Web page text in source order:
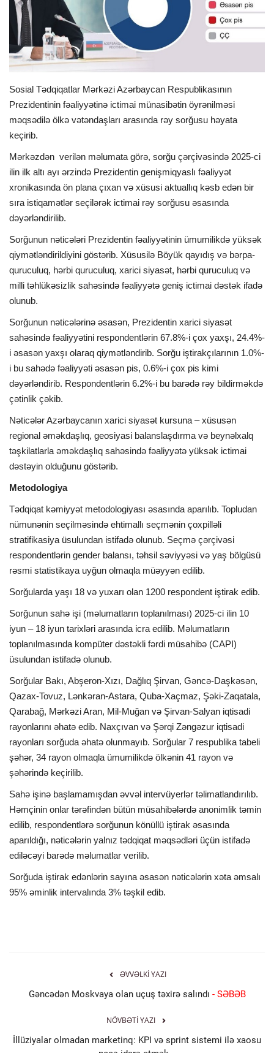
İDMAN
FORMULA 1
DÜNYA
ANALİTİKA
Multimedia
Sosial Tədqiqatlar Mərkəzi Azərbaycan Respublikasının
Prezidentinin fəaliyyətinə ictimai münasibətin öyrənilməsi
məqsədilə ölkə vətəndaşları arasında rəy sorğusu həyata
keçirib.
Mərkəzdən verilən məlumata görə, sorğu çərçivəsində 2025-ci
ilin ilk altı ayı ərzində Prezidentin genişmiqyaslı fəaliyyət
xronikasında ön plana çıxan və xüsusi aktuallıq kəsb edən bir
sıra istiqamətlər seçilərək ictimai rəy sorğusu əsasında
dəyərləndirilib.
Sorğunun nəticələri Prezidentin fəaliyyətinin ümumilikdə yüksək
qiymətləndirildiyini göstərib. Xüsusilə Böyük qayıdış və bərpa-
quruculuq, hərbi quruculuq, xarici siyasət, hərbi quruculuq və
milli təhlükəsizlik sahəsində fəaliyyətə geniş ictimai dəstək ifadə
olunub.
Sorğunun nəticələrinə əsasən, Prezidentin xarici siyasət
sahəsində fəaliyyətini respondentlərin 67.8%-i çox yaxşı, 24.4%-
i əsasən yaxşı olaraq qiymətləndirib. Sorğu iştirakçılarının 1.0%-
i bu sahədə fəaliyyəti əsasən pis, 0.6%-i çox pis kimi
dəyərləndirib. Respondentlərin 6.2%-i bu barədə rəy bildirməkdə
çətinlik çəkib.
Nəticələr Azərbaycanın xarici siyasət kursuna – xüsusən
regional əməkdaşlıq, geosiyasi balanslaşdırma və beynəlxalq
təşkilatlarla əməkdaşlıq sahəsində fəaliyyətə yüksək ictimai
dəstəyin olduğunu göstərib.
Metodologiya
Tədqiqat kəmiyyət metodologiyası əsasında aparılıb. Topludan
nümunənin seçilməsində ehtimallı seçmənin çoxpilləli
stratifikasiya üsulundan istifadə olunub. Seçmə çərçivəsi
respondentlərin gender balansı, təhsil səviyyəsi və yaş bölgüsü
rəsmi statistikaya uyğun olmaqla müəyyən edilib.
Sorğularda yaşı 18 və yuxarı olan 1200 respondent iştirak edib.
Sorğunun sahə işi (məlumatların toplanılması) 2025-ci ilin 10
iyun – 18 iyun tarixləri arasında icra edilib. Məlumatların
toplanılmasında kompüter dəstəkli fərdi müsahibə (CAPI)
üsulundan istifadə olunub.
Sorğular Bakı, Abşeron-Xızı, Dağlıq Şirvan, Gəncə-Daşkəsən,
Qazax-Tovuz, Lənkəran-Astara, Quba-Xaçmaz, Şəki-Zaqatala,
Qarabağ, Mərkəzi Aran, Mil-Muğan və Şirvan-Salyan iqtisadi
rayonlarını əhatə edib. Naxçıvan və Şərqi Zəngəzur iqtisadi
rayonları sorğuda əhatə olunmayıb. Sorğular 7 respublika tabeli
şəhər, 34 rayon olmaqla ümumilikdə ölkənin 41 rayon və
şəhərində keçirilib.
Sahə işinə başlamamışdan əvvəl intervüyerlər təlimatlandırılıb.
Həmçinin onlar tərəfindən bütün müsahibələrdə anonimlik təmin
edilib, respondentlərə sorğunun könüllü iştirak əsasında
aparıldığı, nəticələrin yalnız tədqiqat məqsədləri üçün istifadə
ediləcəyi barədə məlumatlar verilib.
Sorğuda iştirak edənlərin sayına əsasən nəticələrin xəta əmsalı
95% əminlik intervalında 3% təşkil edib.
ƏVVƏLKI YAZI
Gəncədən Moskvaya olan uçuş təxirə salındı - SƏBƏB
NÖVBƏTI YAZI
İllüziyalar olmadan marketinq: KPI və sprint sistemi ilə xaosu